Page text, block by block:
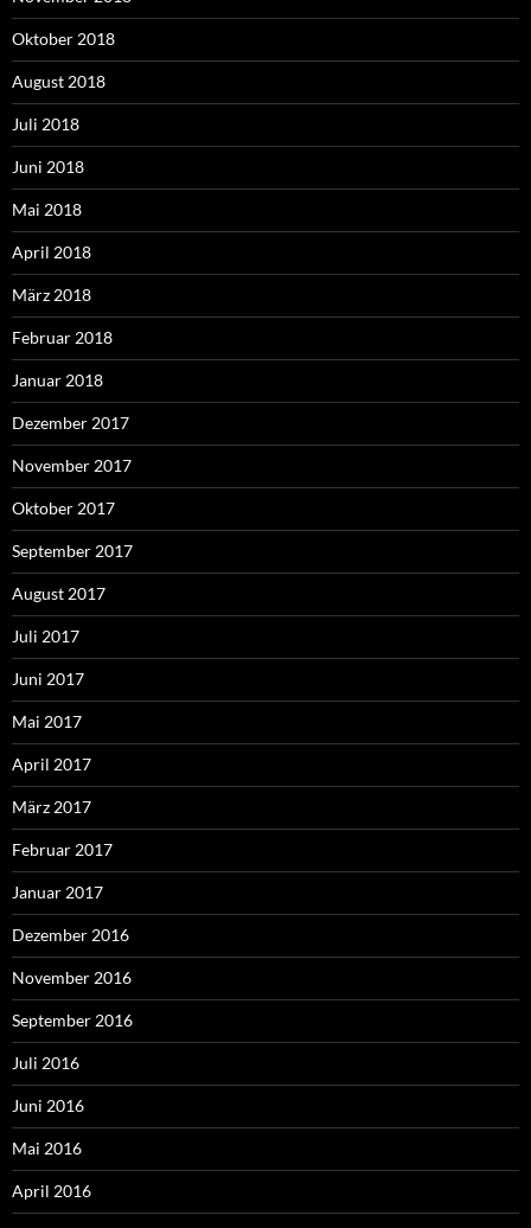
Oktober 2018
August 2018
Juli 2018
Juni 2018
Mai 2018
April 2018
März 2018
Februar 2018
Januar 2018
Dezember 2017
November 2017
Oktober 2017
September 2017
August 2017
Juli 2017
Juni 2017
Mai 2017
April 2017
März 2017
Februar 2017
Januar 2017
Dezember 2016
November 2016
September 2016
Juli 2016
Juni 2016
Mai 2016
April 2016